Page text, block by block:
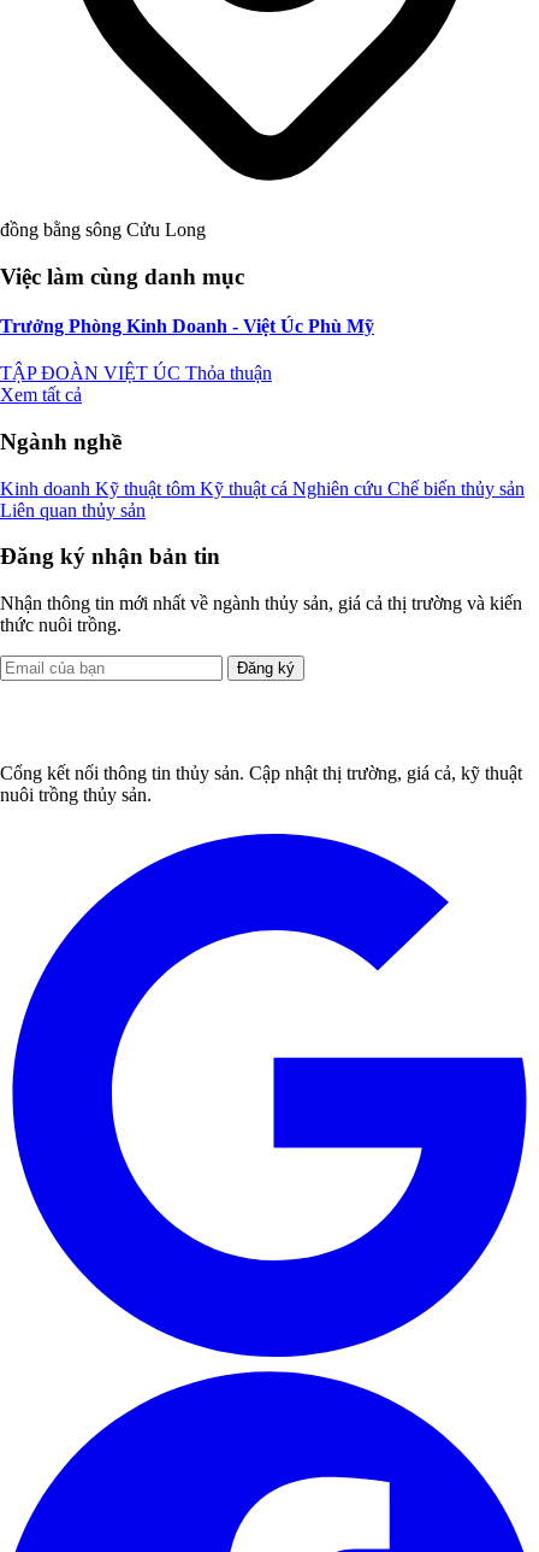
đồng bằng sông Cửu Long
Việc làm cùng danh mục
Trưởng Phòng Kinh Doanh - Việt Úc Phù Mỹ
TẬP ĐOÀN VIỆT ÚC Thỏa thuận
Xem tất cả
Ngành nghề
Kinh doanh Kỹ thuật tôm Kỹ thuật cá Nghiên cứu Chế biến thủy sản
Liên quan thủy sản
Đăng ký nhận bản tin
Nhận thông tin mới nhất về ngành thủy sản, giá cả thị trường và kiến
thức nuôi trồng.
Đăng ký
Cổng kết nối thông tin thủy sản. Cập nhật thị trường, giá cả, kỹ thuật
nuôi trồng thủy sản.